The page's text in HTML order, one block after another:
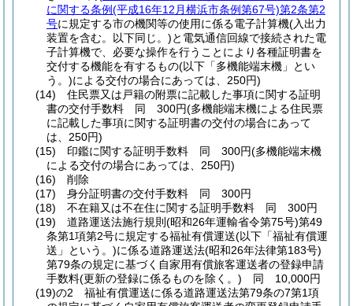
に関する条例(平成16年12月横浜市条例第67号)第2条第2
号に規定する市の機関等の使用に係る電子計算機(入出力
装置を含む。以下同じ。)と電気通信回線で接続された電
子計算機で、必要な操作を行うことにより各種証明書を
交付する機能を有するもの(以下「多機能端末機」とい
う。)による交付の場合にあっては、250円)
(14)
住民票又は戸籍の附票に記載した事項に関する証明
書の交付手数料 同 300円(多機能端末機による住民票
に記載した事項に関する証明書の交付の場合にあって
は、250円)
(15)
印鑑に関する証明手数料 同 300円(多機能端末機
による交付の場合にあっては、250円)
(16)
削除
(17)
身分証明書の交付手数料 同 300円
(18)
不在籍又は不在住に関する証明手数料 同 300円
(19)
道路運送法施行規則 (昭和26年運輸省令第75号)第49
条第1項第2号に規定する福祉有償運送(以下「福祉有償運
送」という。)に係る道路運送法(昭和26年法律第183号)
第79条の規定に基づく自家用有償旅客運送者の登録申請
手数料(更新の登録に係るものを除く。) 同 10,000円
(19)の2
福祉有償運送に係る道路運送法第79条の7第1項